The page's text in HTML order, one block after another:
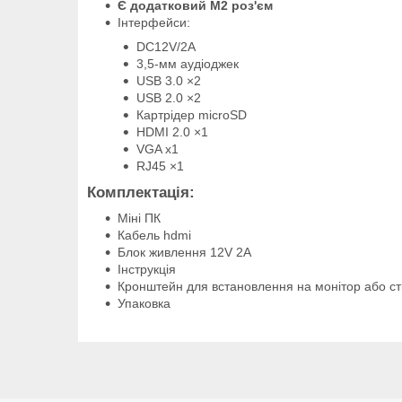
Є додатковий M2 роз'єм
Інтерфейси:
DC12V/2A
3,5-мм аудіоджек
USB 3.0 ×2
USB 2.0 ×2
Картрідер microSD
HDMI 2.0 ×1
VGA x1
RJ45 ×1
Комплектація:
Міні ПК
Кабель hdmi
Блок живлення 12V 2A
Інструкція
Кронштейн для встановлення на монітор або
Упаковка